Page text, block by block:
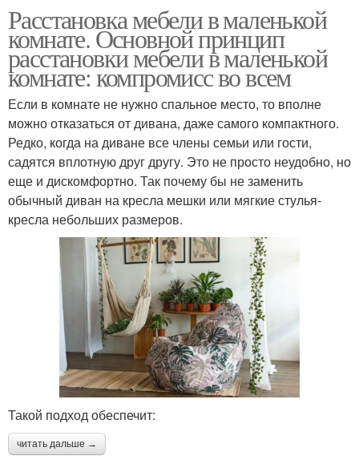
Расстановка мебели в маленькой
комнате. Основной принцип
расстановки мебели в маленькой
комнате: компромисс во всем
Если в комнате не нужно спальное место, то вполне
можно отказаться от дивана, даже самого компактного.
Редко, когда на диване все члены семьи или гости,
садятся вплотную друг другу. Это не просто неудобно, но
еще и дискомфортно. Так почему бы не заменить
обычный диван на кресла мешки или мягкие стулья-
кресла небольших размеров.
Такой подход обеспечит:
читать дальше →